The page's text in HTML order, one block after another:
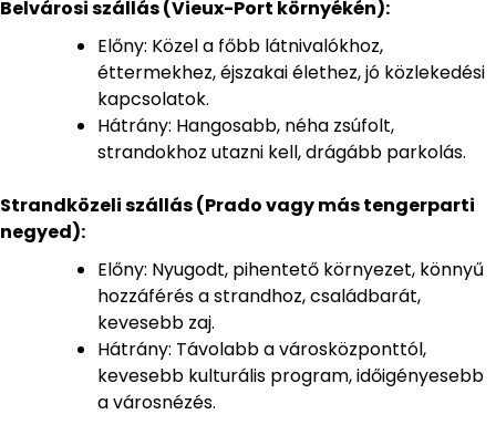
Belvárosi szállás (Vieux-Port környékén):
Előny: Közel a főbb látnivalókhoz,
éttermekhez, éjszakai élethez, jó közlekedési
kapcsolatok.
Hátrány: Hangosabb, néha zsúfolt,
strandokhoz utazni kell, drágább parkolás.
Strandközeli szállás (Prado vagy más tengerparti
negyed):
Előny: Nyugodt, pihentető környezet, könnyű
hozzáférés a strandhoz, családbarát,
kevesebb zaj.
Hátrány: Távolabb a városközponttól,
kevesebb kulturális program, időigényesebb
a városnézés.